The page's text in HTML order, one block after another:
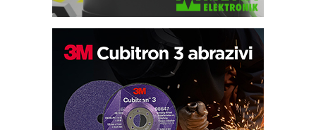
Bezbednost na prvom mestu!
IB BLUMENAUER - više od 40 godina
poverenja u industriji
RMQ-TITAN ADVANCED INDICATOR
– Pametna signalizacija za efikasnije
upravljanje mašinama